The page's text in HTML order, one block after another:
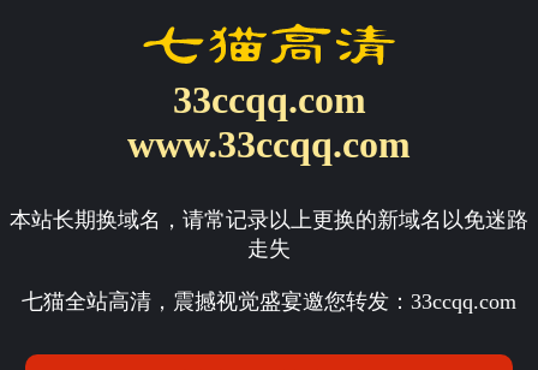
33ccqq.com
www.33ccqq.com
本站长期换域名，请常记录以上更换的新域名以免迷路
走失
七猫全站高清，震撼视觉盛宴邀您转发： 33ccqq.com